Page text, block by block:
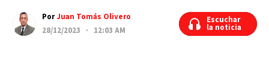
PorJuan Tomás Olivero
28/12/2023 · 12:03 AM
Escuchar
la noticia
Escuchar
la noticia